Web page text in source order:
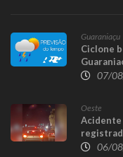
Guaraniaçu
Ciclone
07/
Oeste
06/